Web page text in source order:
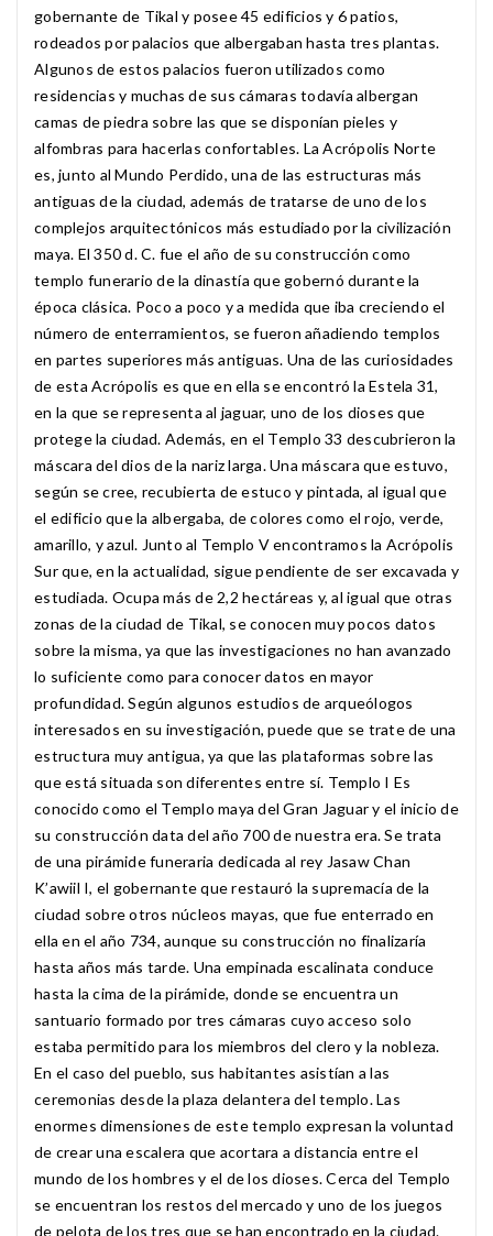
gobernante de Tikal y posee 45 edificios y 6 patios,
rodeados por palacios que albergaban hasta tres plantas.
Algunos de estos palacios fueron utilizados como
residencias y muchas de sus cámaras todavía albergan
camas de piedra sobre las que se disponían pieles y
alfombras para hacerlas confortables. La Acrópolis Norte
es, junto al Mundo Perdido, una de las estructuras más
antiguas de la ciudad, además de tratarse de uno de los
complejos arquitectónicos más estudiado por la civilización
maya. El 350 d. C. fue el año de su construcción como
templo funerario de la dinastía que gobernó durante la
época clásica. Poco a poco y a medida que iba creciendo el
número de enterramientos, se fueron añadiendo templos
en partes superiores más antiguas. Una de las curiosidades
de esta Acrópolis es que en ella se encontró la Estela 31,
en la que se representa al jaguar, uno de los dioses que
protege la ciudad. Además, en el Templo 33 descubrieron la
máscara del dios de la nariz larga. Una máscara que estuvo,
según se cree, recubierta de estuco y pintada, al igual que
el edificio que la albergaba, de colores como el rojo, verde,
amarillo, y azul. Junto al Templo V encontramos la Acrópolis
Sur que, en la actualidad, sigue pendiente de ser excavada y
estudiada. Ocupa más de 2,2 hectáreas y, al igual que otras
zonas de la ciudad de Tikal, se conocen muy pocos datos
sobre la misma, ya que las investigaciones no han avanzado
lo suficiente como para conocer datos en mayor
profundidad. Según algunos estudios de arqueólogos
interesados en su investigación, puede que se trate de una
estructura muy antigua, ya que las plataformas sobre las
que está situada son diferentes entre sí. Templo I Es
conocido como el Templo maya del Gran Jaguar y el inicio de
su construcción data del año 700 de nuestra era. Se trata
de una pirámide funeraria dedicada al rey Jasaw Chan
K’awiil I, el gobernante que restauró la supremacía de la
ciudad sobre otros núcleos mayas, que fue enterrado en
ella en el año 734, aunque su construcción no finalizaría
hasta años más tarde. Una empinada escalinata conduce
hasta la cima de la pirámide, donde se encuentra un
santuario formado por tres cámaras cuyo acceso solo
estaba permitido para los miembros del clero y la nobleza.
En el caso del pueblo, sus habitantes asistían a las
ceremonias desde la plaza delantera del templo. Las
enormes dimensiones de este templo expresan la voluntad
de crear una escalera que acortara a distancia entre el
mundo de los hombres y el de los dioses. Cerca del Templo
se encuentran los restos del mercado y uno de los juegos
de pelota de los tres que se han encontrado en la ciudad.